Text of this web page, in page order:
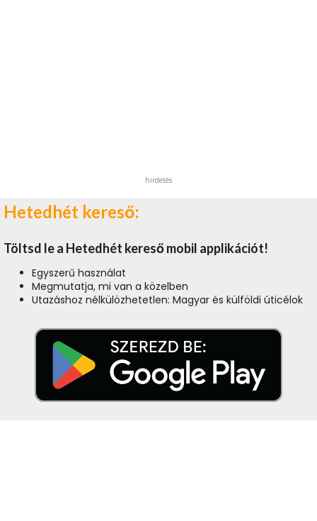
hirdetés
Hetedhét kereső:
Töltsd le a Hetedhét kereső mobil applikációt!
Egyszerű használat
Megmutatja, mi van a közelben
Utazáshoz nélkülözhetetlen: Magyar és külföldi úticélok